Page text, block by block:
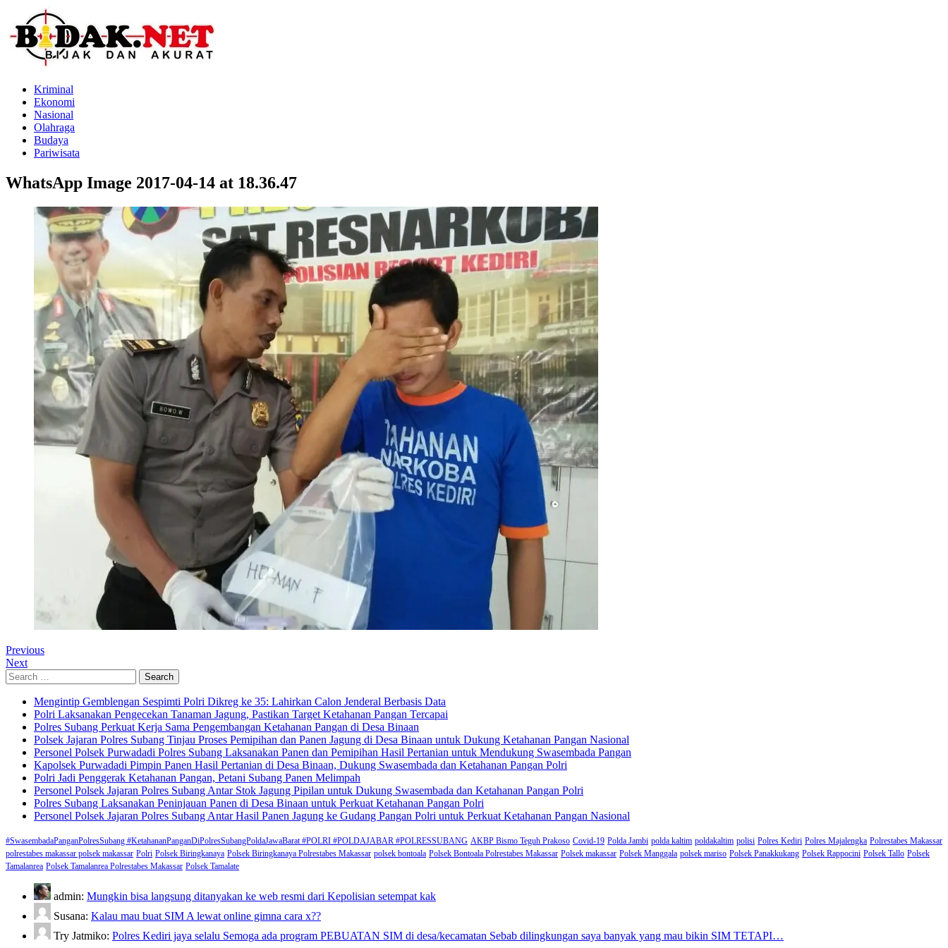
Kriminal
Ekonomi
Nasional
Olahraga
Budaya
Pariwisata
WhatsApp Image 2017-04-14 at 18.36.47
Previous
Next
Search
for:
Mengintip Gemblengan Sespimti Polri Dikreg ke 35: Lahirkan Calon Jenderal Berbasis Data
Polri Laksanakan Pengecekan Tanaman Jagung, Pastikan Target Ketahanan Pangan Tercapai
Polres Subang Perkuat Kerja Sama Pengembangan Ketahanan Pangan di Desa Binaan
Polsek Jajaran Polres Subang Tinjau Proses Pemipihan dan Panen Jagung di Desa Binaan untuk Dukung Ketahanan Pangan Nasional
Personel Polsek Purwadadi Polres Subang Laksanakan Panen dan Pemipihan Hasil Pertanian untuk Mendukung Swasembada Pangan
Kapolsek Purwadadi Pimpin Panen Hasil Pertanian di Desa Binaan, Dukung Swasembada dan Ketahanan Pangan Polri
Polri Jadi Penggerak Ketahanan Pangan, Petani Subang Panen Melimpah
Personel Polsek Jajaran Polres Subang Antar Stok Jagung Pipilan untuk Dukung Swasembada dan Ketahanan Pangan Polri
Polres Subang Laksanakan Peninjauan Panen di Desa Binaan untuk Perkuat Ketahanan Pangan Polri
Personel Polsek Jajaran Polres Subang Antar Hasil Panen Jagung ke Gudang Pangan Polri untuk Perkuat Ketahanan Pangan Nasional
#SwasembadaPanganPolresSubang #KetahananPanganDiPolresSubangPoldaJawaBarat #POLRI #POLDAJABAR #POLRESSUBANG AKBP Bismo Teguh Prakoso Covid-19 Polda Jambi polda kaltim poldakaltim polisi Polres Kediri Polres Majalengka Polrestabes Makassar
polrestabes makassar polsek makassar Polri Polsek Biringkanaya Polsek Biringkanaya Polrestabes Makassar polsek bontoala Polsek Bontoala Polrestabes Makassar Polsek makassar Polsek Manggala polsek mariso Polsek Panakkukang Polsek Rappocini Polsek Tallo Polsek
Tamalanrea Polsek Tamalanrea Polrestabes Makassar Polsek Tamalate
admin: Mungkin bisa langsung ditanyakan ke web resmi dari Kepolisian setempat kak
Susana: Kalau mau buat SIM A lewat online gimna cara x??
Try Jatmiko: Polres Kediri jaya selalu Semoga ada program PEBUATAN SIM di desa/kecamatan Sebab dilingkungan saya banyak yang mau bikin SIM TETAPI…